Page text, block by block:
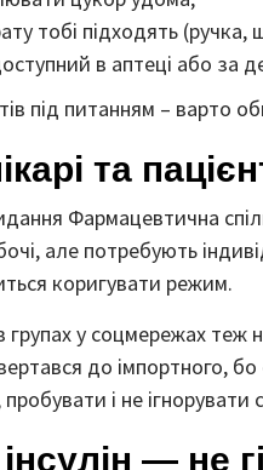
тобі підходять
в аптеці або за
під питанням – варто
та
Фармацевтична
але потребують
коригувати режим.
групах у соцмережах
до імпортного,
і не ігнорувати
інсулін — не